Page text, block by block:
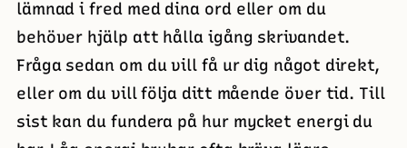
lämnad i fred med dina ord eller om du
behöver hjälp att hålla igång skrivandet.
Fråga sedan om du vill få ur dig något direkt,
eller om du vill följa ditt mående över tid. Till
sist kan du fundera på hur mycket energi du